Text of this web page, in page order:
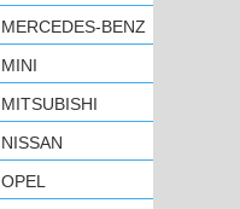
MERCEDES-BENZ
MINI
MITSUBISHI
NISSAN
OPEL